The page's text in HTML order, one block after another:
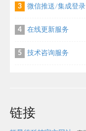
3 微信推送/集成登录
4 在线更新服务
5 技术咨询服务
链接